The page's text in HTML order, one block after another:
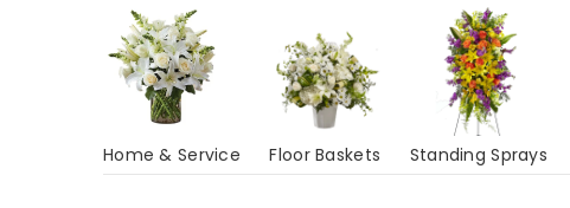
Home & Service Floor Baskets Standing Sprays